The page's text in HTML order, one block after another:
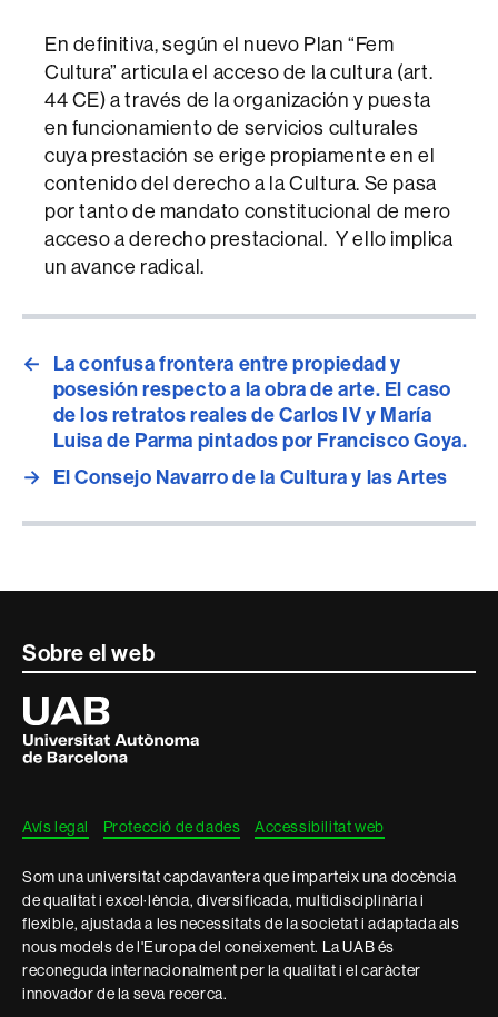
En definitiva, según el nuevo Plan “Fem
Cultura” articula el acceso de la cultura (art.
44 CE) a través de la organización y puesta
en funcionamiento de servicios culturales
cuya prestación se erige propiamente en el
contenido del derecho a la Cultura. Se pasa
por tanto de mandato constitucional de mero
acceso a derecho prestacional. Y ello implica
un avance radical.
←
La confusa frontera entre propiedad y
posesión respecto a la obra de arte. El caso
de los retratos reales de Carlos IV y María
Luisa de Parma pintados por Francisco Goya.
→ El Consejo Navarro de la Cultura y las Artes
Contacte
informació
legal
Sobre el web
Universitat
Autònoma
de
Barcelona
Avís legal Protecció de dades Accessibilitat web
Som una universitat capdavantera que imparteix una docència
de qualitat i excel·lència, diversificada, multidisciplinària i
flexible, ajustada a les necessitats de la societat i adaptada als
nous models de l'Europa del coneixement. La UAB és
reconeguda internacionalment per la qualitat i el caràcter
innovador de la seva recerca.